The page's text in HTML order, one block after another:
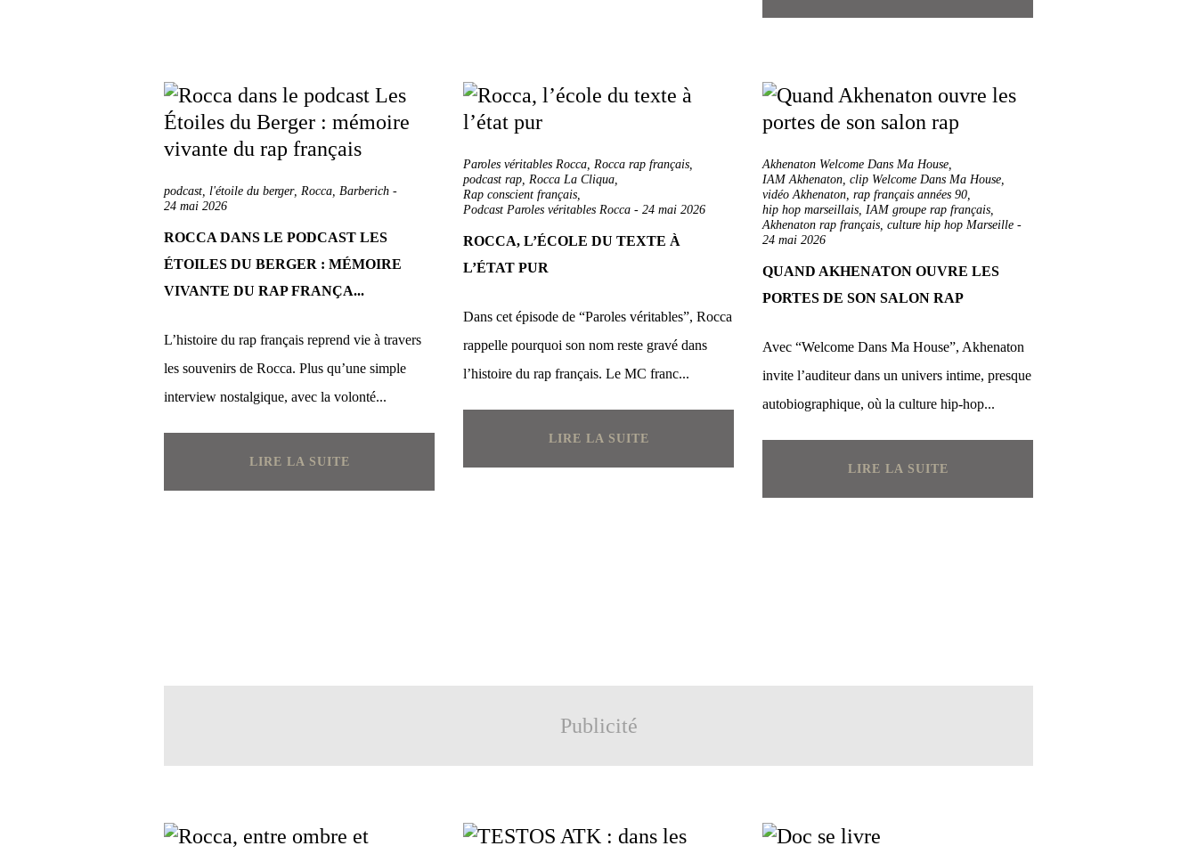
podcast, l'étoile du berger, Rocca, Barberich -
24 mai 2026
ROCCA DANS LE PODCAST LES
ÉTOILES DU BERGER : MÉMOIRE
VIVANTE DU RAP FRANÇA...
L’histoire du rap français reprend vie à travers
les souvenirs de Rocca. Plus qu’une simple
interview nostalgique, avec la volonté...
LIRE LA SUITE
Paroles véritables Rocca, Rocca rap français,
podcast rap, Rocca La Cliqua,
Rap conscient français,
Podcast Paroles véritables Rocca - 24 mai 2026
ROCCA, L’ÉCOLE DU TEXTE À
L’ÉTAT PUR
Dans cet épisode de “Paroles véritables”, Rocca
rappelle pourquoi son nom reste gravé dans
l’histoire du rap français. Le MC franc...
LIRE LA SUITE
Akhenaton Welcome Dans Ma House,
IAM Akhenaton, clip Welcome Dans Ma House,
vidéo Akhenaton, rap français années 90,
hip hop marseillais, IAM groupe rap français,
Akhenaton rap français, culture hip hop Marseille -
24 mai 2026
QUAND AKHENATON OUVRE LES
PORTES DE SON SALON RAP
Avec “Welcome Dans Ma House”, Akhenaton
invite l’auditeur dans un univers intime, presque
autobiographique, où la culture hip-hop...
LIRE LA SUITE
Publicité